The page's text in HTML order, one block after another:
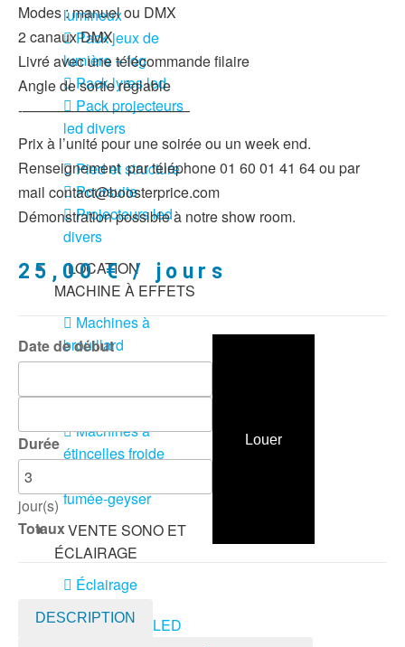
lumineux
Pack jeux de
lumière + fog
Pack lyres led
Pack projecteurs
led divers
Pied et structure
Poursuite
Projecteurs led
divers
LOCATION
MACHINE À EFFETS
Machines à
brouillard
Machines à
Machines à
étincelles froide
fumée-geyser
VENTE SONO ET
ÉCLAIRAGE
Éclairage
Projecteurs LED
Modes : manuel ou DMX
2 canaux DMX
Livré avec une télécommande filaire
Angle de sortie réglable
-———————————–
Prix à l’unité pour une soirée ou un week end.
Renseignement par téléphone 01 60 01 41 64 ou par
mail contact@boosterprice.com
Démonstration possible à notre show room.
25,00€/ jours
Date de début
Durée
jour(s)
Totaux
Louer
DESCRIPTION